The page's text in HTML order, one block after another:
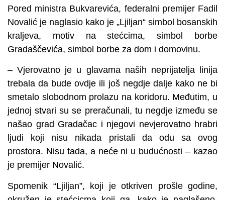
Pored ministra Bukvarevića, federalni premijer Fadil
Novalić je naglasio kako je „Ljiljan“ simbol bosanskih
kraljeva, motiv na stećcima, simbol borbe
Gradaščevića, simbol borbe za dom i domovinu.
– Vjerovatno je u glavama naših neprijatelja linija
trebala da bude ovdje ili još negdje dalje kako ne bi
smetalo slobodnom prolazu na koridoru. Međutim, u
jednoj stvari su se preračunali, tu negdje između se
našao grad Gradačac i njegovi nevjerovatno hrabri
ljudi koji nisu nikada pristali da odu sa ovog
prostora. Nisu tada, a neće ni u budućnosti – kazao
je premijer Novalić.
Spomenik “Ljiljan”, koji je otkriven prošle godine,